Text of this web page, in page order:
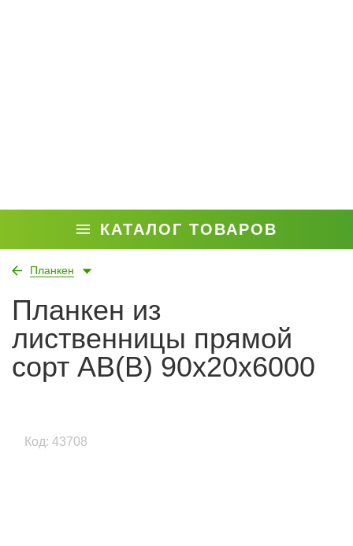
КАТАЛОГ ТОВАРОВ
Планкен
Планкен из
лиственницы прямой
сорт АВ(В) 90х20х6000
Код: 43708